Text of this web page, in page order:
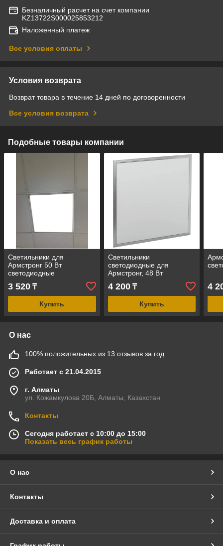
Безналичный расчет на счет компании
KZ13722S000025853212
Наложенный платеж
Все условия оплаты
Условия возврата
Возврат товара в течение 14 дней по договоренности
Все условия возврата
Подобные товары компании
Светильники для
Армстронг 50 Вт
светодиодные
3 520 ₸
Купить
Светильники
светодиодные для
Армстронг, 48 Вт
4 200₸
Купить
4
О нас
100% положительных из 13 отзывов за год
Работает с 21.04.2015
г. Алматы
ул. Кожамкулова 20Б, Алматы, Казахстан
Контакты
Сегодня работает с 10:00 до 15:00
Показать весь график работы
О нас
Контакты
Доставка и оплата